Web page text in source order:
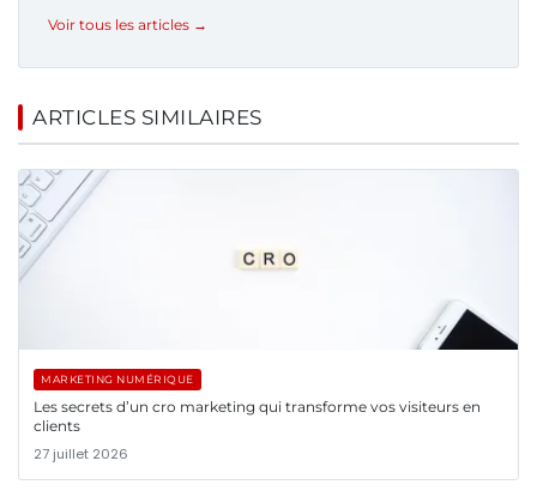
Voir tous les articles →
ARTICLES SIMILAIRES
MARKETING NUMÉRIQUE
Les secrets d’un cro marketing qui transforme vos visiteurs en
clients
27 juillet 2026